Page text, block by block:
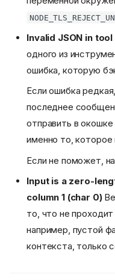
Invalid JSON in
одного из
ошибка, которую
Если ошибка
последнее
отправить в
именно то, которое
Если не поможет,
Input is a zero-
column 1 (char 0)
то, что не
например, пустой
контекста, только